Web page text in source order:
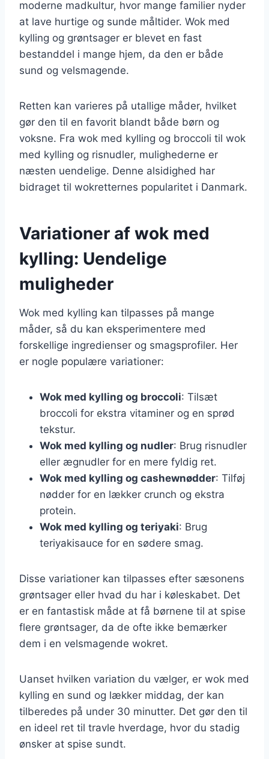
moderne madkultur, hvor mange familier nyder
at lave hurtige og sunde måltider. Wok med
kylling og grøntsager er blevet en fast
bestanddel i mange hjem, da den er både
sund og velsmagende.
Retten kan varieres på utallige måder, hvilket
gør den til en favorit blandt både børn og
voksne. Fra wok med kylling og broccoli til wok
med kylling og risnudler, mulighederne er
næsten uendelige. Denne alsidighed har
bidraget til wokretternes popularitet i Danmark.
Variationer af wok med
kylling: Uendelige
muligheder
Wok med kylling kan tilpasses på mange
måder, så du kan eksperimentere med
forskellige ingredienser og smagsprofiler. Her
er nogle populære variationer:
Wok med kylling og broccoli: Tilsæt
broccoli for ekstra vitaminer og en sprød
tekstur.
Wok med kylling og nudler: Brug risnudler
eller ægnudler for en mere fyldig ret.
Wok med kylling og cashewnødder: Tilføj
nødder for en lækker crunch og ekstra
protein.
Wok med kylling og teriyaki: Brug
teriyakisauce for en sødere smag.
Disse variationer kan tilpasses efter sæsonens
grøntsager eller hvad du har i køleskabet. Det
er en fantastisk måde at få børnene til at spise
flere grøntsager, da de ofte ikke bemærker
dem i en velsmagende wokret.
Uanset hvilken variation du vælger, er wok med
kylling en sund og lækker middag, der kan
tilberedes på under 30 minutter. Det gør den til
en ideel ret til travle hverdage, hvor du stadig
ønsker at spise sundt.